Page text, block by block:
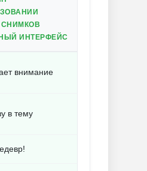
ИНТЕРФЕЙС
внимание
в тему